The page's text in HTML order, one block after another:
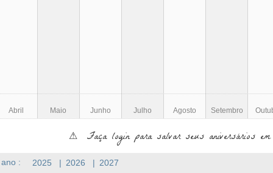
: 2025 | 2026 | 2027
Abril Maio Junho Julho Agosto Setembro
⚠ Faça login para salvar seus aniversários